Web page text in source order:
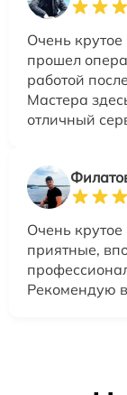
Очень
прошел
работой
Мастера
отличный
Очень
приятные,
Рекомендую